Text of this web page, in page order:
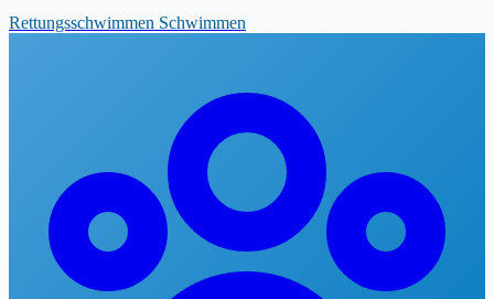
Rettungsschwimmen Schwimmen